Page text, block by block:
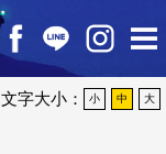
文字大小： 小 中 大